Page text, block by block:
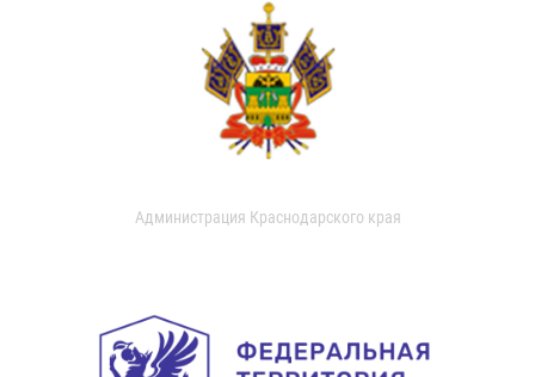
Администрация Краснодарского края